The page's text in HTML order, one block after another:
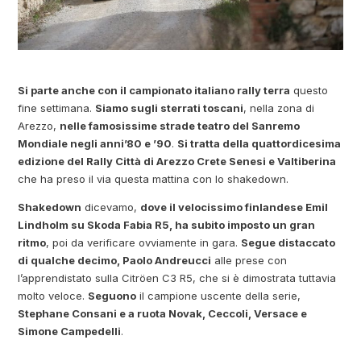
Si parte anche con il campionato italiano rally terra questo
fine settimana. Siamo sugli sterrati toscani, nella zona di
Arezzo, nelle famosissime strade teatro del Sanremo
Mondiale negli anni’80 e ’90. Si tratta della quattordicesima
edizione del Rally Città di Arezzo Crete Senesi e Valtiberina
che ha preso il via questa mattina con lo shakedown.
Shakedown dicevamo, dove il velocissimo finlandese Emil
Lindholm su Skoda Fabia R5, ha subito imposto un gran
ritmo, poi da verificare ovviamente in gara. Segue distaccato
di qualche decimo, Paolo Andreucci alle prese con
l’apprendistato sulla Citröen C3 R5, che si è dimostrata tuttavia
molto veloce. Seguono il campione uscente della serie,
Stephane Consani e a ruota Novak, Ceccoli, Versace e
Simone Campedelli.